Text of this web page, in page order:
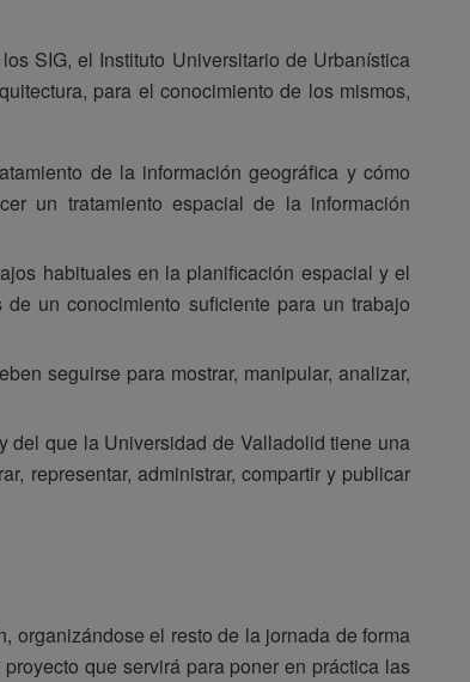
SIG, el Instituto Universitario de Urbanística
para el conocimiento de los mismos,
de la información geográfica y cómo
un tratamiento espacial de la información
habituales en la planificación espacial y el
un conocimiento suficiente para un trabajo
seguirse para mostrar, manipular, analizar,
del que la Universidad de Valladolid tiene una
representar, administrar, compartir y publicar
organizándose el resto de la jornada de forma
que servirá para poner en práctica las